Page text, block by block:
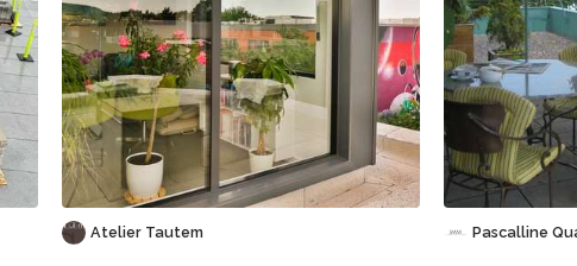
Sauvegarder
Atelier Tautem